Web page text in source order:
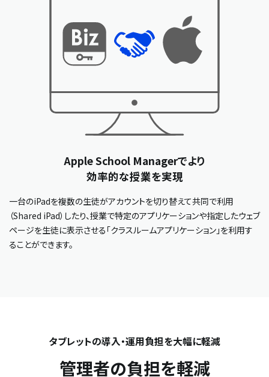
Apple School Managerでより
効率的な授業を実現
一台のiPadを複数の生徒がアカウントを切り替えて共同で利用
（Shared iPad）したり、授業で特定のアプリケーションや指定したウェブ
ページを生徒に表示させる「クラスルームアプリケーション」を利用す
ることができます。
タブレットの導入・運用負担を大幅に軽減
管理者の負担を軽減